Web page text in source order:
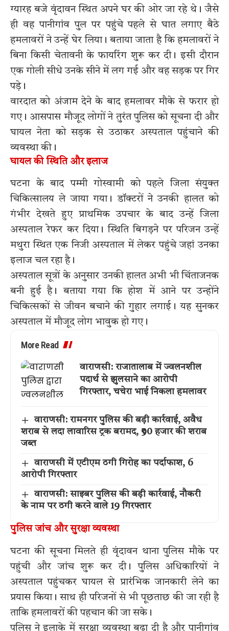
ग्यारह बजे वृंदावन स्थित अपने घर की ओर जा रहे थे। जैसे
ही वह पानीगांव पुल पर पहुंचे पहले से घात लगाए बैठे
हमलावरों ने उन्हें घेर लिया। बताया जाता है कि हमलावरों ने
बिना किसी चेतावनी के फायरिंग शुरू कर दी। इसी दौरान
एक गोली सीधे उनके सीने में लग गई और वह सड़क पर गिर
पड़े।
वारदात को अंजाम देने के बाद हमलावर मौके से फरार हो
गए। आसपास मौजूद लोगों ने तुरंत पुलिस को सूचना दी और
घायल नेता को सड़क से उठाकर अस्पताल पहुंचाने की
व्यवस्था की।
घायल की स्थिति और इलाज
घटना के बाद पम्मी गोस्वामी को पहले जिला संयुक्त
चिकित्सालय ले जाया गया। डॉक्टरों ने उनकी हालत को
गंभीर देखते हुए प्राथमिक उपचार के बाद उन्हें जिला
अस्पताल रेफर कर दिया। स्थिति बिगड़ने पर परिजन उन्हें
मथुरा स्थित एक निजी अस्पताल में लेकर पहुंचे जहां उनका
इलाज चल रहा है।
अस्पताल सूत्रों के अनुसार उनकी हालत अभी भी चिंताजनक
बनी हुई है। बताया गया कि होश में आने पर उन्होंने
चिकित्सकों से जीवन बचाने की गुहार लगाई। यह सुनकर
अस्पताल में मौजूद लोग भावुक हो गए।
More Read
वाराणसी: राजातालाब में ज्वलनशील
पदार्थ से झुलसाने का आरोपी
गिरफ्तार, चचेरा भाई निकला हमलावर
वाराणसी: रामनगर पुलिस की बड़ी कार्रवाई, अवैध
शराब से लदा लावारिस ट्रक बरामद, ₹90 हजार की शराब
जब्त
वाराणसी में एटीएम ठगी गिरोह का पर्दाफाश, 6
आरोपी गिरफ्तार
वाराणसी: साइबर पुलिस की बड़ी कार्रवाई, नौकरी
के नाम पर ठगी करने वाले 19 गिरफ्तार
पुलिस जांच और सुरक्षा व्यवस्था
घटना की सूचना मिलते ही वृंदावन थाना पुलिस मौके पर
पहुंची और जांच शुरू कर दी। पुलिस अधिकारियों ने
अस्पताल पहुंचकर घायल से प्रारंभिक जानकारी लेने का
प्रयास किया। साथ ही परिजनों से भी पूछताछ की जा रही है
ताकि हमलावरों की पहचान की जा सके।
पुलिस ने इलाके में सुरक्षा व्यवस्था बढ़ा दी है और पानीगांव